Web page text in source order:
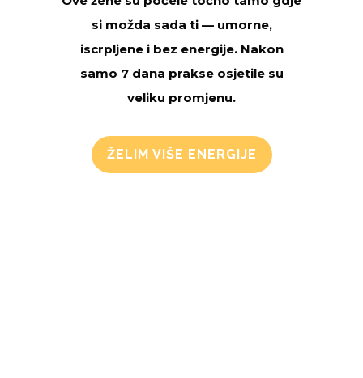
si možda sada ti — umorne,
iscrpljene i bez energije. Nakon
samo 7 dana prakse osjetile su
veliku promjenu.
ŽELIM VIŠE ENERGIJE